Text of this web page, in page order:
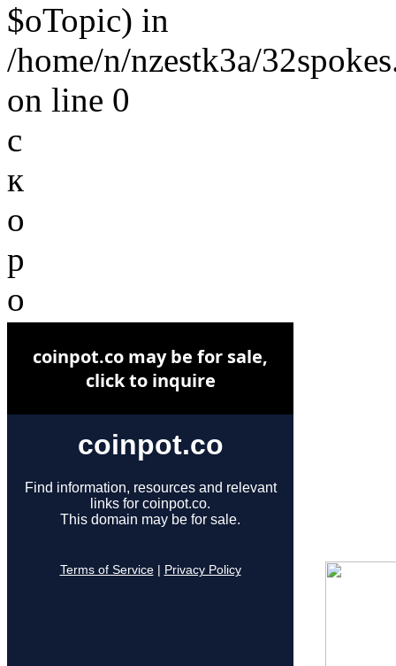
$oTopic) in
/home/n/nzestk3a/
on line 0
с
к
о
р
о